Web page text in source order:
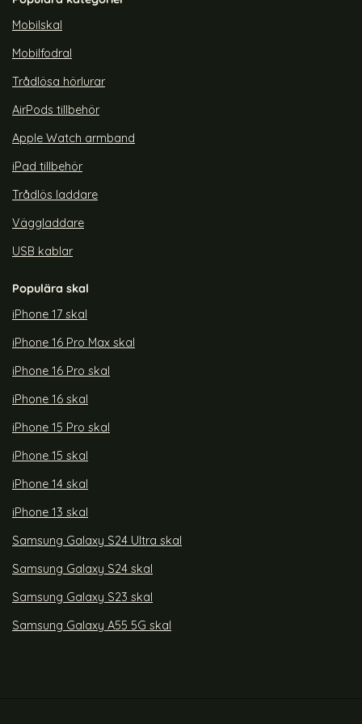
119 krtidigare pris
299 kr
Tillgänglighet:
Lagervara
Mobilskal
Mobilfodral
Trådlösa hörlurar
AirPods tillbehör
Apple Watch armband
iPad tillbehör
Trådlös laddare
Väggladdare
USB kablar
Populära skal
iPhone 17 skal
iPhone 16 Pro Max skal
iPhone 16 Pro skal
iPhone 16 skal
iPhone 15 Pro skal
iPhone 15 skal
iPhone 14 skal
iPhone 13 skal
Samsung Galaxy S24 Ultra skal
Samsung Galaxy S24 skal
Samsung Galaxy S23 skal
Samsung Galaxy A55 5G skal